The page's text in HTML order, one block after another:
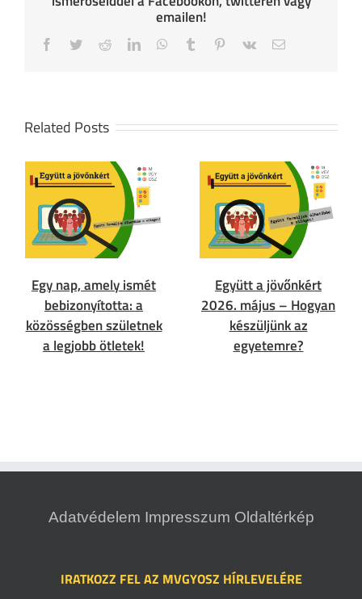
emailen!
Facebook
TwitterRedditLinkedInWhatsApp
Tumblr Pinterest
Vk Email
Related Posts
Egy nap, amely ismét
bebizonyította: a
közösségben születnek
a legjobb ötletek!
Együtt a jövőnkért
2026. május – Hogyan
készüljünk az
egyetemre?
Adatvédelem Impresszum Oldaltérkép
IRATKOZZ FEL AZ MVGYOSZ HÍRLEVELÉRE